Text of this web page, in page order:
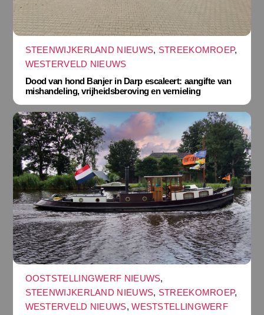
STEENWIJKERLAND NIEUWS, STREEKOMROEP,
WESTERVELD NIEUWS
Dood van hond Banjer in Darp escaleert: aangifte van
mishandeling, vrijheidsberoving en vernieling
OOSTSTELLINGWERF NIEUWS,
STEENWIJKERLAND NIEUWS, STREEKOMROEP,
WESTERVELD NIEUWS,WESTSTELLINGWERF